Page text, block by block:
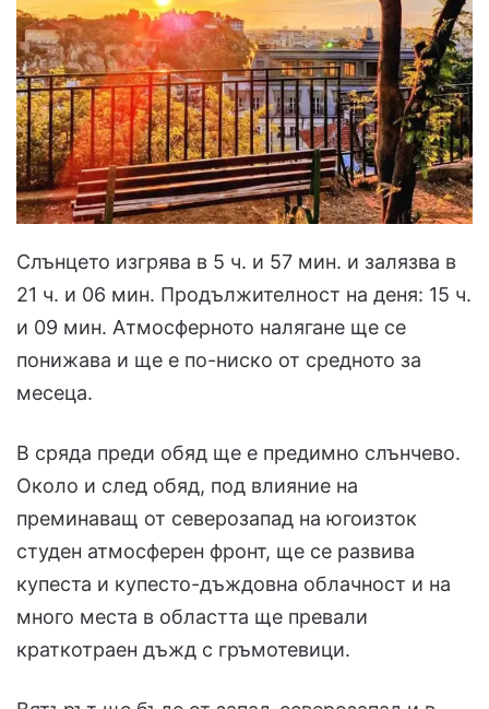
Слънцето изгрява в 5 ч. и 57 мин. и залязва в
21 ч. и 06 мин. Продължителност на деня: 15 ч.
и 09 мин. Атмосферното налягане ще се
понижава и ще е по-ниско от средното за
месеца.
В сряда преди обяд ще е предимно слънчево.
Около и след обяд, под влияние на
преминаващ от северозапад на югоизток
студен атмосферен фронт, ще се развива
купеста и купесто-дъждовна облачност и на
много места в областта ще превали
краткотраен дъжд с гръмотевици.